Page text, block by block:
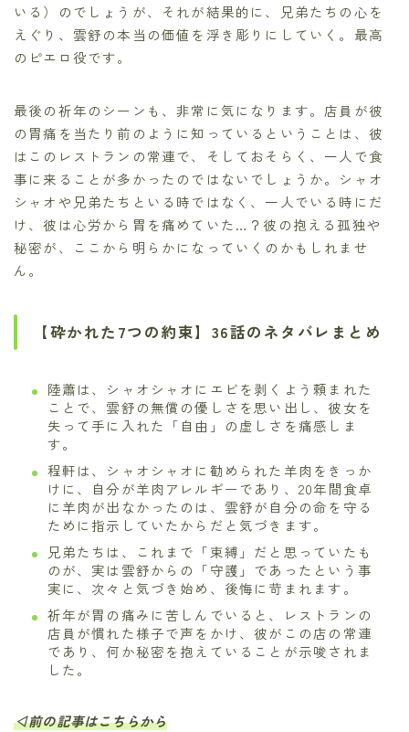
いる）のでしょうが、それが結果的に、兄弟たちの心を
えぐり、雲舒の本当の価値を浮き彫りにしていく。最高
のピエロ役です。
最後の祈年のシーンも、非常に気になります。店員が彼
の胃痛を当たり前のように知っているということは、彼
はこのレストランの常連で、そしておそらく、一人で食
事に来ることが多かったのではないでしょうか。シャオ
シャオや兄弟たちといる時ではなく、一人でいる時にだ
け、彼は心労から胃を痛めていた…？彼の抱える孤独や
秘密が、ここから明らかになっていくのかもしれませ
ん。
【砕かれた7つの約束】36話のネタバレまとめ
陸蕭は、シャオシャオにエビを剥くよう頼まれた
ことで、雲舒の無償の優しさを思い出し、彼女を
失って手に入れた「自由」の虚しさを痛感しま
す。
程軒は、シャオシャオに勧められた羊肉をきっか
けに、自分が羊肉アレルギーであり、20年間食卓
に羊肉が出なかったのは、雲舒が自分の命を守る
ために指示していたからだと気づきます。
兄弟たちは、これまで「束縛」だと思っていたも
のが、実は雲舒からの「守護」であったという事
実に、次々と気づき始め、後悔に苛まれます。
祈年が胃の痛みに苦しんでいると、レストランの
店員が慣れた様子で声をかけ、彼がこの店の常連
であり、何か秘密を抱えていることが示唆されま
した。
◁前の記事はこちらから